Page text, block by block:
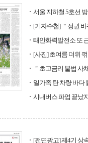
서울 지하철 5호선
[기자수첩] ＂정권
태안화력발전소 또
[사진] 초여름 더위
＂초고금리 불법 사
일가족 탄 차량 바다
시내버스 파업 끝났
[전면광고] 제4기 상